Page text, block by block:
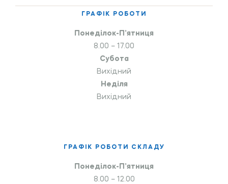
ГРАФІК РОБОТИ
Понеділок-П’ятниця
8.00 – 17.00
Субота
Вихідний
Неділя
Вихідний
ГРАФІК РОБОТИ СКЛАДУ
Понеділок-П’ятниця
8.00 – 12.00